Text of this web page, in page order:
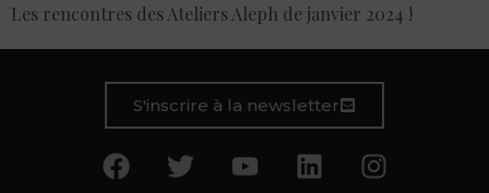
Les rencontres des Ateliers Aleph de janvier 2024 !
S'inscrire à la newsletter